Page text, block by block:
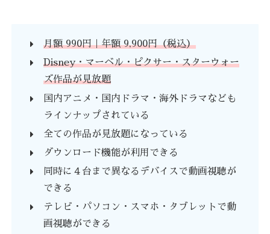
月額 990円｜年額 9,900円（税込）
Disney・マーベル・ピクサー・スターウォー
ズ作品が見放題
国内アニメ・国内ドラマ・海外ドラマなども
ラインナップされている
全ての作品が見放題になっている
ダウンロード機能が利用できる
同時に４台まで異なるデバイスで動画視聴が
できる
テレビ・パソコン・スマホ・タブレットで動
画視聴ができる